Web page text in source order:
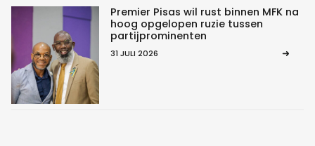
Premier Pisas wil rust binnen MFK na
hoog opgelopen ruzie tussen
partijprominenten
31 JULI 2026